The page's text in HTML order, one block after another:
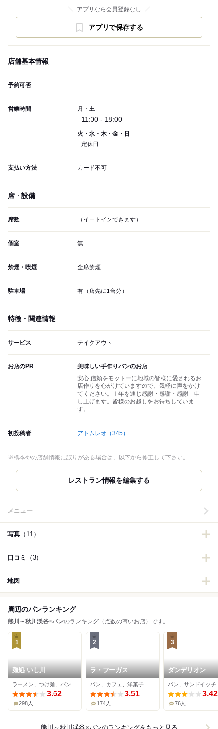
アプリなら会員登録なし
アプリで保存する
店舗基本情報
予約可否
営業時間 月・土
11:00 - 18:00
火・水・木・金・日
定休日
支払い方法 カード不可
席・設備
席数 （イートインできます）
個室 無
禁煙・喫煙 全席禁煙
駐車場 有（店先に1台分）
特徴・関連情報
サービス テイクアウト
お店のPR
美味しい手作りパンのお店
安心,信頼をモットーに地域の皆様に愛されるお
店作りを心がけていますので、気軽に声をかけ
てください。Ⅰ年を通じ感謝・感謝・感謝 申
し上げます。皆様のお越しをお待ちしていま
す。
初投稿者 アトムレオ （345）
※橋本やの店舗情報に誤りがある場合は、以下から修正して下さい。
レストラン情報を編集する
メニュー
写真 （11）
口コミ （3）
地図
周辺のパンランキング
熊川～秋川渓谷×パンのランキング（点数の高いお店）です。
1
麺処 いし川
ラーメン、つけ麺、パン
3.62
298人
2
ラ・フーガス
パン、カフェ、洋菓子
3.51
174人
3
ダンデリオン
パン、サンドイッチ
3.42
76人
熊川～秋川渓谷×パンのランキングをもっと見る